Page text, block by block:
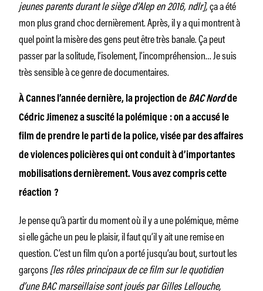
jeunes parents durant le siège d’Alep en 2016, ndlr],ça a été
mon plus grand choc dernièrement. Après, il y a qui montrent à
quel point la misère des gens peut être très banale. Ça peut
passer par la solitude, l’isolement, l’incompréhension… Je suis
très sensible à ce genre de documentaires.
À Cannes l’année dernière, la projection de BAC Nordde
Cédric Jimenez a suscité la polémique : on a accusé le
film de prendre le parti de la police, visée par des affaires
de violences policières qui ont conduit à d’importantes
mobilisations dernièrement. Vous avez compris cette
réaction ?
Je pense qu’à partir du moment où il y a une polémique, même
si elle gâche un peu le plaisir, il faut qu’il y ait une remise en
question. C’est un film qu’on a porté jusqu’au bout, surtout les
garçons[les rôles principaux de ce film sur le quotidien
d’une BAC marseillaise sont joués par Gilles Lellouche,